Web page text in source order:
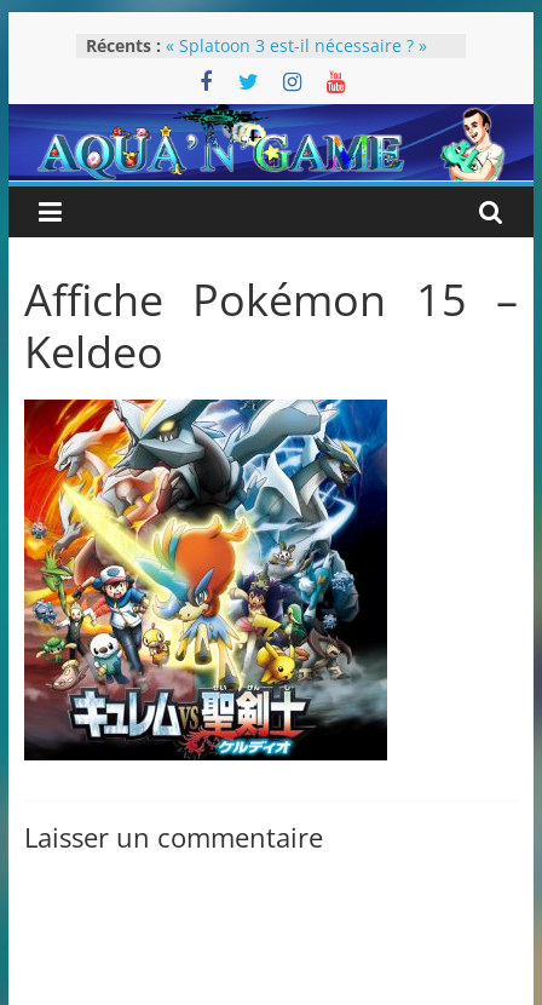
Récents : « Splatoon 3 est-il nécessaire ? »
« Dans les coulisses des JV Harry
Potter »
Pokémon Écarlate : ceci est une
révolution (ou pas) !
Attentes 2023
Rétrospective 2022
Affiche Pokémon 15 –
Keldeo
Laisser un commentaire